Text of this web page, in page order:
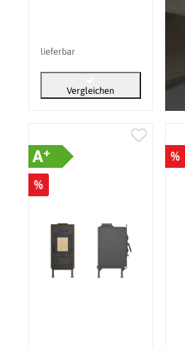
lieferbar
Vergleichen
A+
%
%